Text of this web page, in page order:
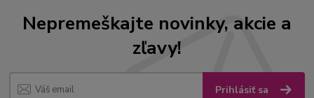
Nepremeškajte novinky, akcie a
zľavy!
Prihlásiť sa